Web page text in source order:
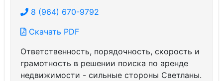
8 (964) 670-9792
Скачать PDF
Ответственность, порядочность, скорость и
грамотность в решении поиска по аренде
недвижимости - сильные стороны Светланы.